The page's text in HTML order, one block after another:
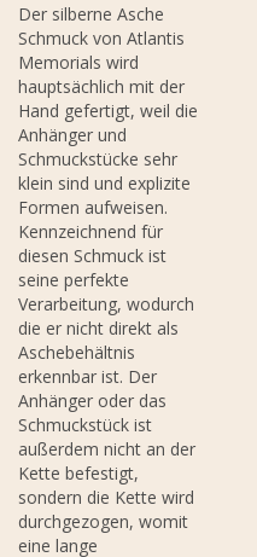
Der silberne Asche
Schmuck von Atlantis
Memorials wird
hauptsächlich mit der
Hand gefertigt, weil die
Anhänger und
Schmuckstücke sehr
klein sind und explizite
Formen aufweisen.
Kennzeichnend für
diesen Schmuck ist
seine perfekte
Verarbeitung, wodurch
die er nicht direkt als
Aschebehältnis
erkennbar ist. Der
Anhänger oder das
Schmuckstück ist
außerdem nicht an der
Kette befestigt,
sondern die Kette wird
durchgezogen, womit
eine lange